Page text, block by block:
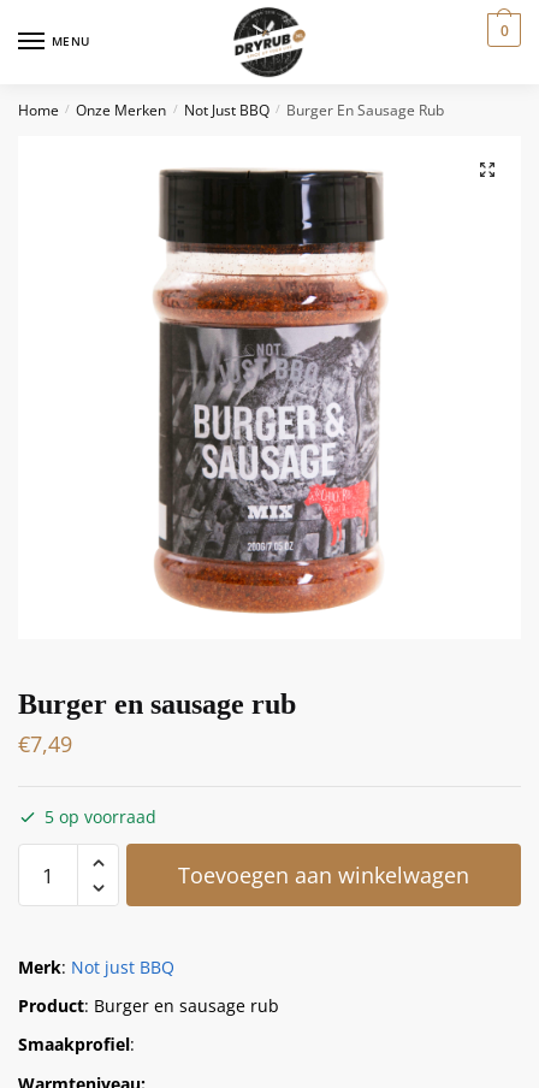
MENU 0
Home / Onze Merken / Not Just BBQ / Burger En Sausage Rub
Burger en sausage rub
€7,49
5 op voorraad
Toevoegen aan winkelwagen
Merk: Not just BBQ
Product: Burger en sausage rub
Smaakprofiel:
Warmteniveau: